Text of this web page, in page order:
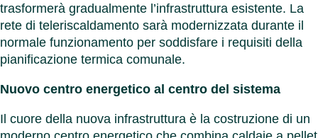
trasformerà gradualmente l’infrastruttura esistente. La
rete di teleriscaldamento sarà modernizzata durante il
normale funzionamento per soddisfare i requisiti della
pianificazione termica comunale.
Nuovo centro energetico al centro del sistema
Il cuore della nuova infrastruttura è la costruzione di un